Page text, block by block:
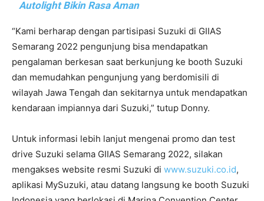
Autolight Bikin Rasa Aman
“Kami berharap dengan partisipasi Suzuki di GIIAS
Semarang 2022 pengunjung bisa mendapatkan
pengalaman berkesan saat berkunjung ke booth Suzuki
dan memudahkan pengunjung yang berdomisili di
wilayah Jawa Tengah dan sekitarnya untuk mendapatkan
kendaraan impiannya dari Suzuki,” tutup Donny.
Untuk informasi lebih lanjut mengenai promo dan test
drive Suzuki selama GIIAS Semarang 2022, silakan
mengakses website resmi Suzuki di www.suzuki.co.id,
aplikasi MySuzuki, atau datang langsung ke booth Suzuki